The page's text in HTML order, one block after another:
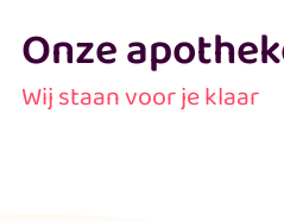
Onze
Wij staan voor je klaar